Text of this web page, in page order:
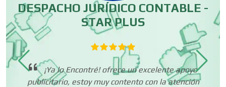
Copiadoras
Cortinas, Persianas y Alfombras
DESPACHO JURÍDICO CONTABLE -
STAR PLUS
¡Ya lo Encontré! ofrece un excelente apoyo
publicitario, estoy muy contento con la atención